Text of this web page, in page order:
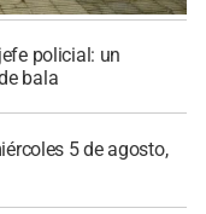
policial: un
bala
5 de agosto,